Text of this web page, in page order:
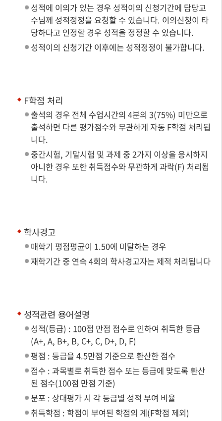
성적에 이의가 있는 경우 성적이의 신청기간에 담당교
수님께 성적정정을 요청할 수 있습니다. 이의신청이 타
당하다고 인정할 경우 성적을 정정할 수 있습니다.
성적이의 신청기간 이후에는 성적정정이 불가합니다.
F학점 처리
출석의 경우 전체 수업시간의 4분의 3(75%) 미만으로
출석하면 다른 평가점수와 무관하게 자동 F학점 처리됩
니다.
중간시험, 기말시험 및 과제 중 2가지 이상을 응시하지
아니한 경우 또한 취득점수와 무관하게 과락(F) 처리됩
니다.
학사경고
매학기 평점평균이 1.50에 미달하는 경우
재학기간 중 연속 4회의 학사경고자는 제적 처리됩니다
성적관련 용어설명
성적(등급) : 100점 만점 점수로 인하여 취득한 등급
(A+, A, B+, B, C+, C, D+, D, F)
평점 : 등급을 4.5만점 기준으로 환산한 점수
점수 : 과목별로 취득한 점수 또는 등급에 맞도록 환산
된 점수(100점 만점 기준)
분포 : 상대평가 시 각 등급별 성적 부여 비율
취득학점 : 학점이 부여된 학점의 계(F학점 제외)